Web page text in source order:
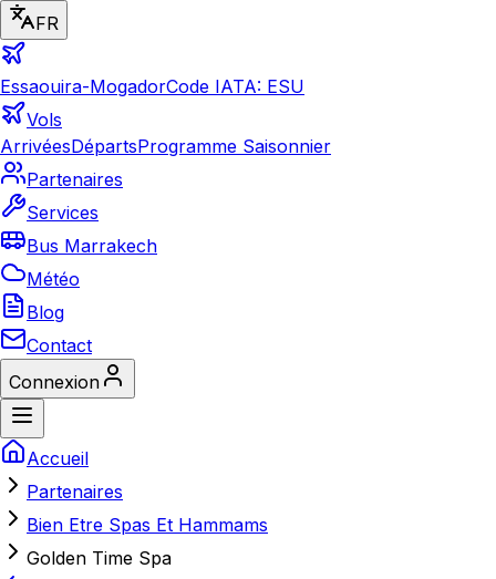
FR
Essaouira-MogadorCode IATA: ESU
Vols
ArrivéesDépartsProgramme Saisonnier
Partenaires
Services
Bus Marrakech
Météo
Blog
Contact
Connexion
Accueil
Partenaires
Bien Etre Spas Et Hammams
Golden Time Spa